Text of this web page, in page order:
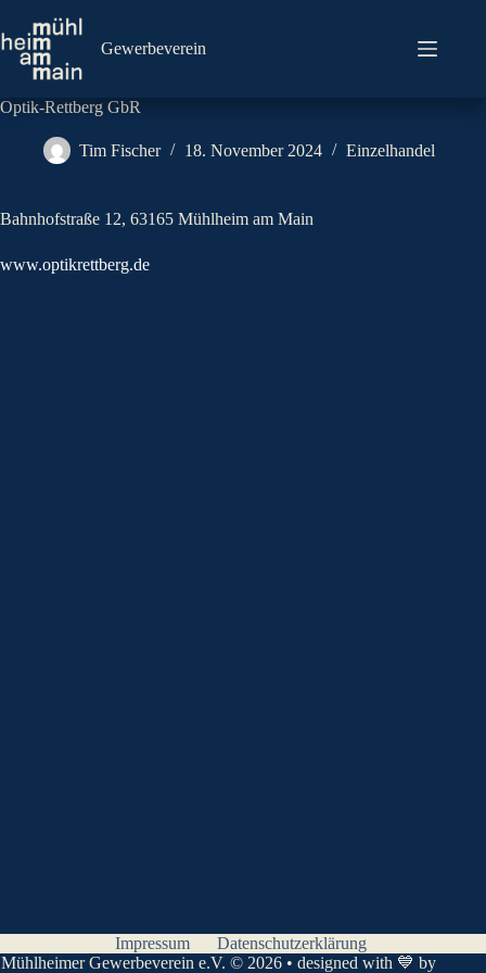
Inhalt
springen
Gewerbeverein
Optik-Rettberg GbR
Tim Fischer 18. November 2024 Einzelhandel
Bahnhofstraße 12, 63165 Mühlheim am Main
www.optikrettberg.de
Impressum
Datenschutzerklärung
Mühlheimer Gewerbeverein e.V. © 2026 • designed with 💙 by